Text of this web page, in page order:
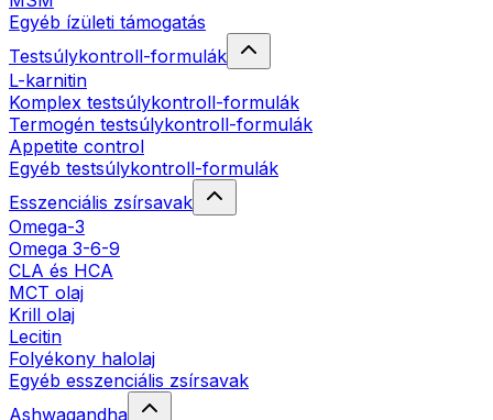
Egyéb ízületi támogatás
Testsúlykontroll-formulák
L-karnitin
Komplex testsúlykontroll-formulák
Termogén testsúlykontroll-formulák
Appetite control
Egyéb testsúlykontroll-formulák
Esszenciális zsírsavak
Omega-3
Omega 3-6-9
CLA és HCA
MCT olaj
Krill olaj
Lecitin
Folyékony halolaj
Egyéb esszenciális zsírsavak
Ashwagandha